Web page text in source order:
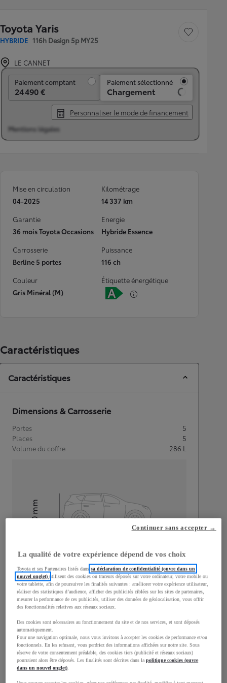
Toyota Yaris
HYBRIDE 116h Design 5p MY25
Sauvegarder le
LE CANNET
Paiement comptant
24 490 €
Paiement sélectionné
Chargement
Personnaliser le mode de financement
Mentions légales
Mise en circulation
04-2025
Kilométrage
14 337 km
Garantie
36 mois Toyota Occasions
Energie
Hybride Essence
Carrosserie
Berline 5 portes
Puissance
116 ch
Couleur
Gris Minéral (M)
Étiquette énergétique
Caractéristiques
Caractéristiques
Dimensions & Carrosserie
Portes
5
Places
5
Volume du coffre
286 L
3 940mm
mm
Largeur
1 745 mm
Consommation mixte
La qualité de votre expérience dépend de vos choix
Toyota et ses Partenaires listés danssa déclaration de confidentialité (ouvre dans un
nouvel onglet)utilisent des cookies ou traceurs déposés sur votre ordinateur, votre mobile ou
votre tablette, afin de poursuivre les finalités suivantes : améliorer votre expérience utilisateur,
réaliser des statistiques d’audience, afficher des publicités ciblées sur les sites de partenaires,
mesurer la performance de ces publicités, utiliser des données de géolocalisation, vous offrir
des fonctionnalités relatives aux réseaux sociaux.
Des cookies sont nécessaires au fonctionnement du site et de nos services, et sont déposés
automatiquement.
Pour une navigation optimale, nous vous invitons à accepter les cookies de performance et/ou
fonctionnels. En les refusant, vous perdriez des informations affichées sur notre site. Sous
réserve de votre consentement préalable, des cookies tiers (publicité et réseaux sociaux)
pourraient alors être déposés. Les finalités sont décrites dans lapolitique cookies (ouvre
dans un nouvel onglet)
Continuer sans accepter →